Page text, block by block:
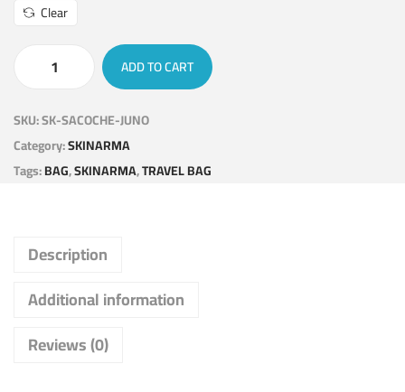
Clear
ADD TO CART
SKU:SK-SACOCHE-JUNO
Category:SKINARMA
Tags:BAG,SKINARMA,TRAVEL BAG
Description
Additional information
Reviews (0)